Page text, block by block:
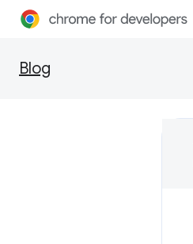
Blog